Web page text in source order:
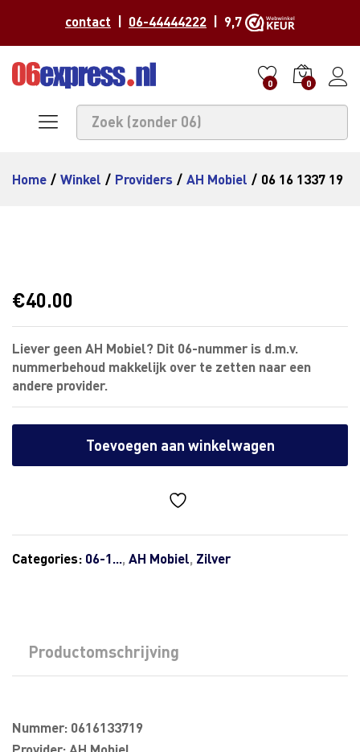
contact 06-44444222 | 9,7
0 0
Home / Winkel / Providers / AH Mobiel / 06 16 1337 19
€40.00
Liever geen AH Mobiel? Dit 06-nummer is d.m.v.
nummerbehoud makkelijk over te zetten naar een
andere provider.
Toevoegen aan winkelwagen
Categories: 06-1..., AH Mobiel, Zilver
Productomschrijving
Nummer: 0616133719